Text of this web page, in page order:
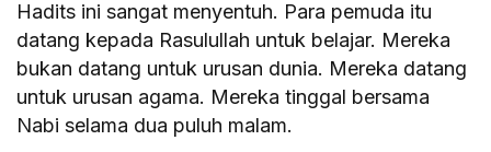
Hadits ini sangat menyentuh. Para pemuda itu
datang kepada Rasulullah untuk belajar. Mereka
bukan datang untuk urusan dunia. Mereka datang
untuk urusan agama. Mereka tinggal bersama
Nabi selama dua puluh malam.